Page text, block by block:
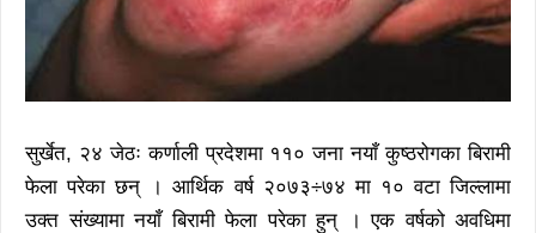
सुर्खेत, २४ जेठः कर्णाली प्रदेशमा ११० जना नयाँ कुष्ठरोगका बिरामी
फेला परेका छन् । आर्थिक वर्ष २०७३÷७४ मा १० वटा जिल्लामा
उक्त संख्यामा नयाँ बिरामी फेला परेका हुन् । एक वर्षको अवधिमा